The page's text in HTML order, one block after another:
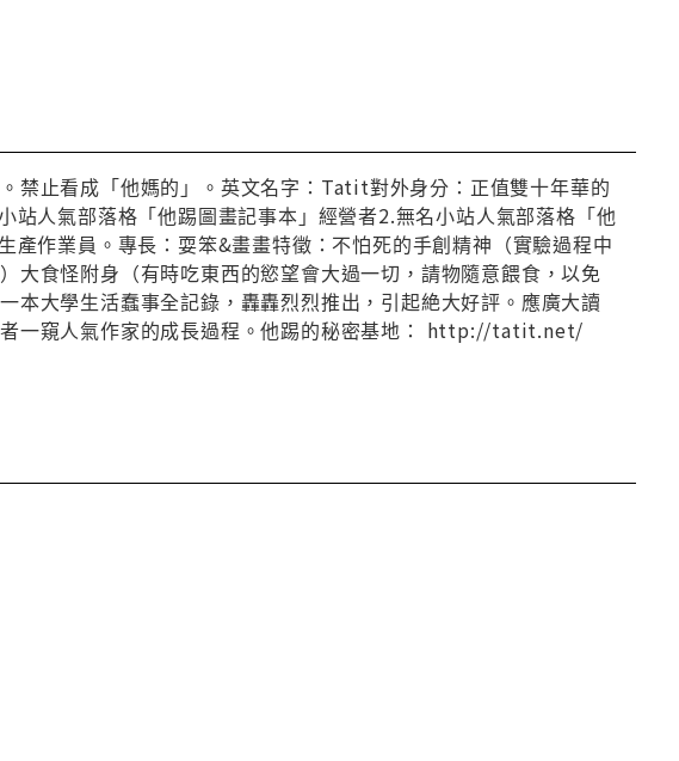
禁止看成「他媽的」。英文名字：Tatit對外身分：正值雙十年華的
人氣部落格「他踢圖畫記事本」經營者2.無名小站人氣部落格「他
作業員。專長：耍笨&畫畫特徵：不怕死的手創精神（實驗過程中
大食怪附身（有時吃東西的慾望會大過一切，請物隨意餵食，以免
大學生活蠢事全記錄，轟轟烈烈推出，引起絶大好評。應廣大讀
一窺人氣作家的成長過程。他踢的秘密基地： http://tatit.net/